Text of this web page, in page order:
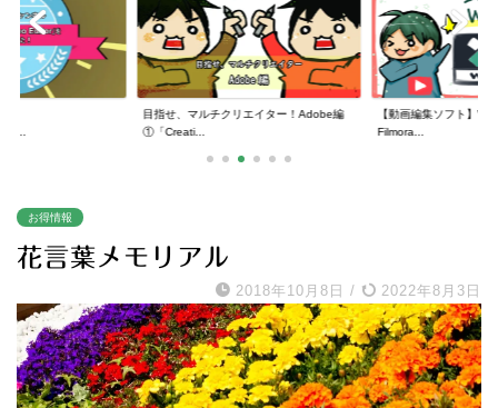
【動画編集ソフト】Wondershare
Filmora...
【動画編集サイト】
た！【宣伝】
お得情報
花言葉メモリアル
2018年10月8日 / 2022年8月3日